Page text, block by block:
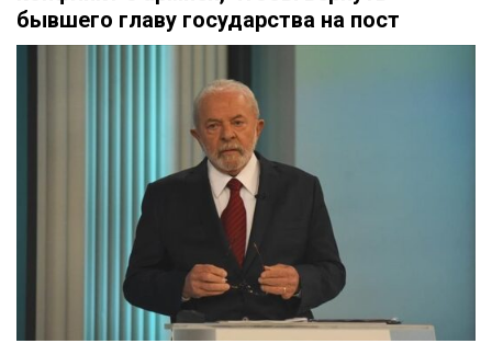
бывшего главу государства на пост